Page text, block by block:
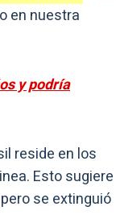
en nuestra
y podría
reside en los
Esto sugiere
se extinguió